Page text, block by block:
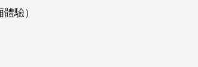
驗）